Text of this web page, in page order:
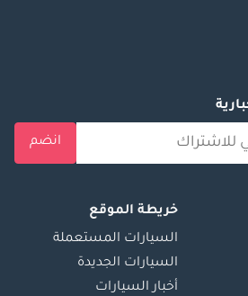
انضم
خريطة الموقع
السيارات المستعملة
السيارات الجديدة
أخبار السيارات